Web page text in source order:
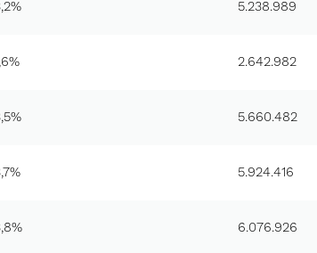
5.238.989
2.642.982
5.660.482
5.924.416
6.076.926